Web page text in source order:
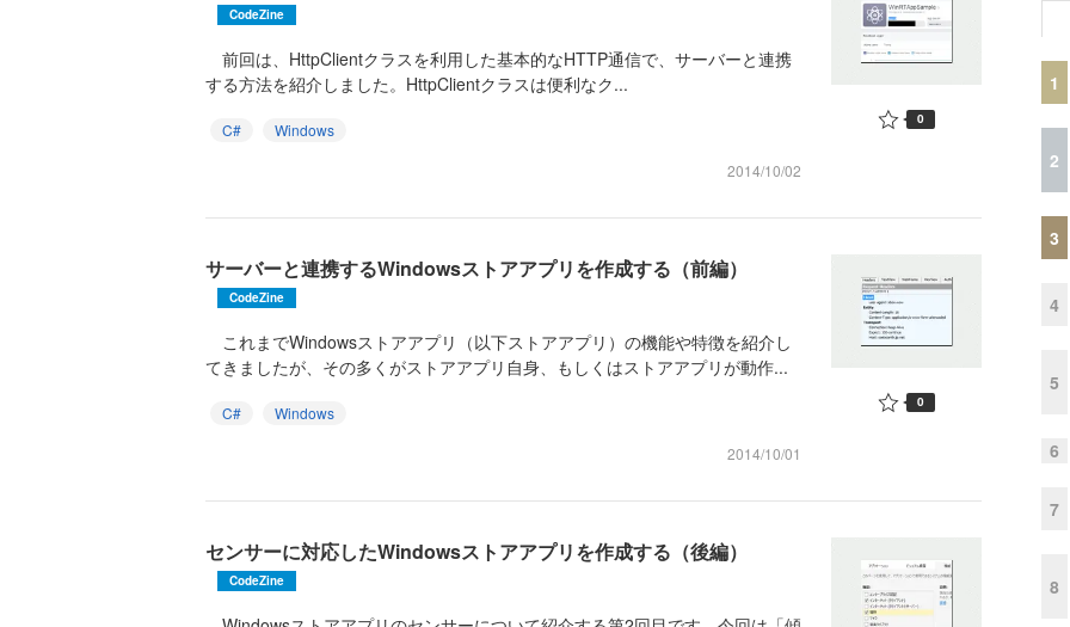
CodeZine
前回は、HttpClientクラスを利用した基本的なHTTP通信で、サーバーと連携
する方法を紹介しました。HttpClientクラスは便利なク...
C#
Windows
2014/10/02
0
サーバーと連携するWindowsストアアプリを作成する（前編）
CodeZine
これまでWindowsストアアプリ（以下ストアアプリ）の機能や特徴を紹介し
てきましたが、その多くがストアアプリ自身、もしくはストアアプリが動作...
C#
Windows
2014/10/01
0
センサーに対応したWindowsストアアプリを作成する（後編）
CodeZine
1
2
3
4
5
6
7
8